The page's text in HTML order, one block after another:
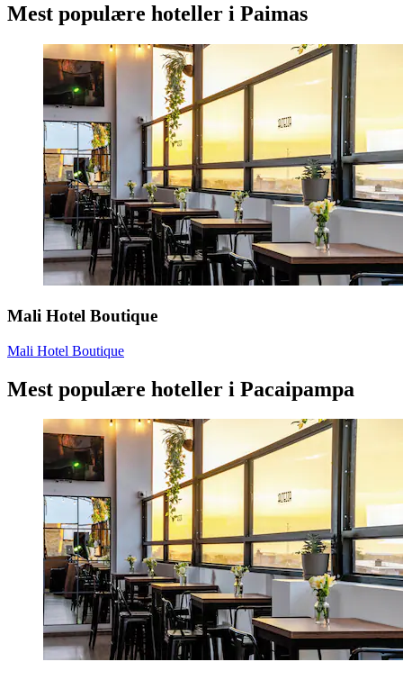
Mest populære hoteller i Paimas
Mali Hotel Boutique
Mali Hotel Boutique
Mest populære hoteller i Pacaipampa